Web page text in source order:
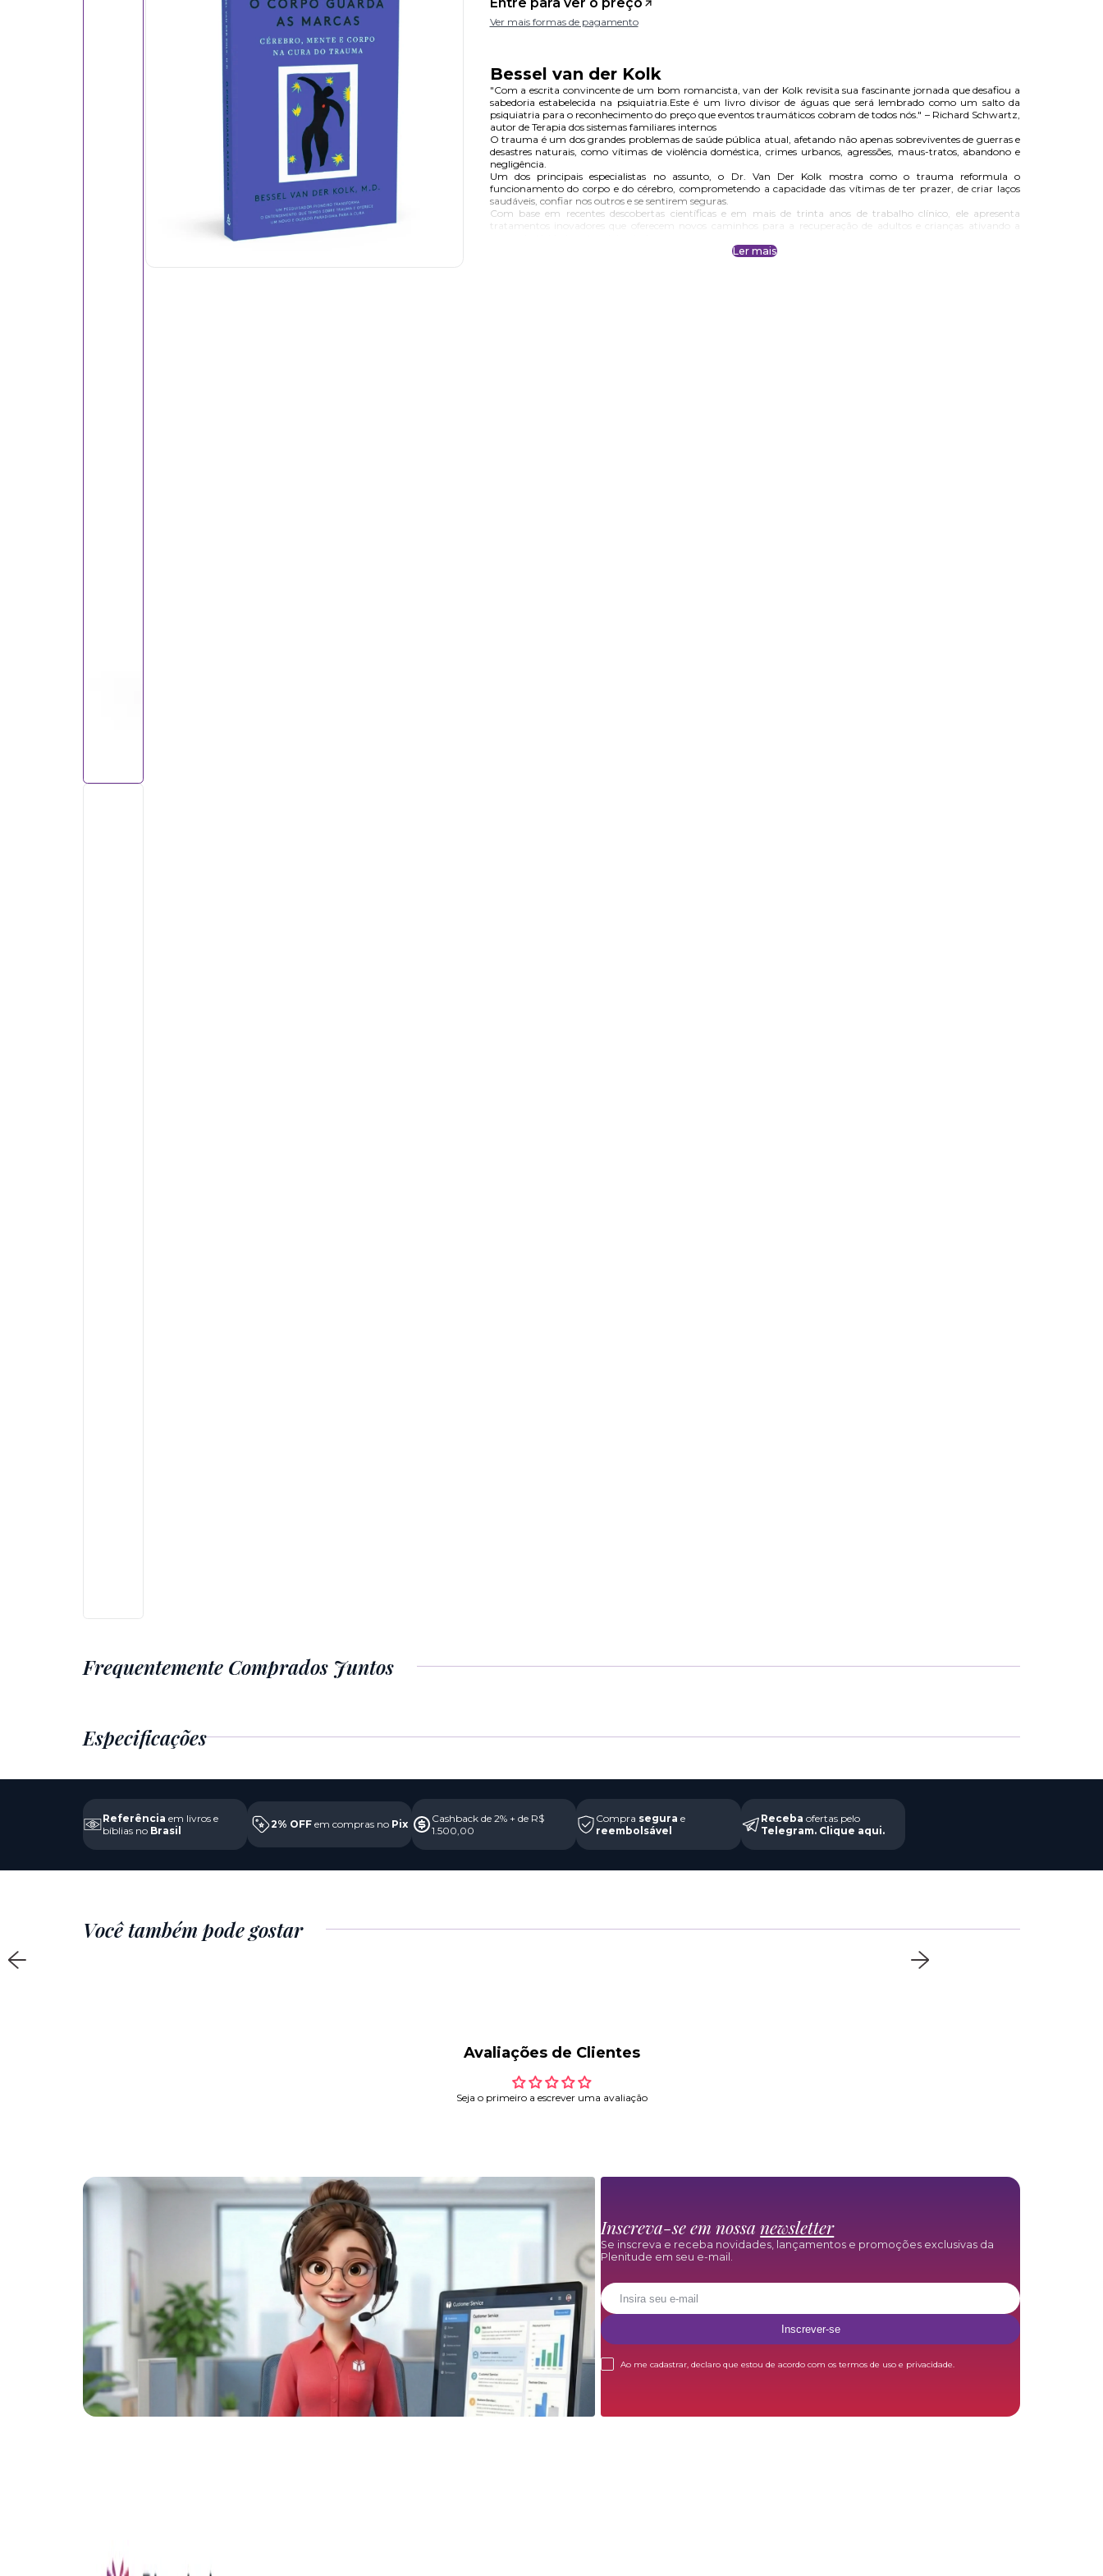
Ver mais formas de pagamento
Bessel van der Kolk
"Com a escrita convincente de um bom romancista, van der Kolk revisita sua fascinante jornada que desafiou a
sabedoria estabelecida na psiquiatria.Este é um livro divisor de águas que será lembrado como um salto da
psiquiatria para o reconhecimento do preço que eventos traumáticos cobram de todos nós." – Richard Schwartz,
autor de Terapia dos sistemas familiares internos
O trauma é um dos grandes problemas de saúde pública atual, afetando não apenas sobreviventes de guerras e
desastres naturais, como vítimas de violência doméstica, crimes urbanos, agressões, maus-tratos, abandono e
negligência.
Um dos principais especialistas no assunto, o Dr. Van Der Kolk mostra como o trauma reformula o
funcionamento do corpo e do cérebro, comprometendo a capacidade das vítimas de ter prazer, de criar laços
saudáveis, confiar nos outros e se sentirem seguras.
Com base em recentes descobertas científicas e em mais de trinta anos de trabalho clínico, ele apresenta
tratamentos inovadores que oferecem novos caminhos para a recuperação de adultos e crianças ativando a
Pontuado por impressionantes casos de coragem e superação, este livro expõe o tremendo poder de nossos
Ler mais
Frequentemente Comprados Juntos
Especificações
Referência em livros e
bíblias no Brasil 2% OFF em compras no Pix
Cashback de 2% + de R$
1.500,00
Compra segurae
reembolsável
Receba ofertas pelo
Telegram. Clique aqui.
Você também pode gostar
Avaliações de Clientes
Seja o primeiro a escrever uma avaliação
Inscreva-se em nossanewsletter
Se inscreva e receba novidades, lançamentos e promoções exclusivas da
Plenitude em seu e-mail.
Inscrever-se
Ao me cadastrar, declaro que estou de acordo com os termos de uso e privacidade.